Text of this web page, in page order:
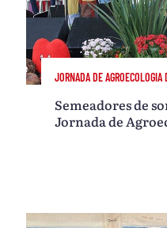
JORNADA DE AGROECOLOGIA
Semeadores de
Jornada de